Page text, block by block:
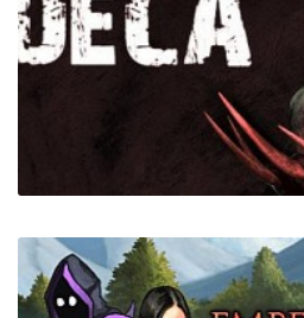
S.W.A.N.: